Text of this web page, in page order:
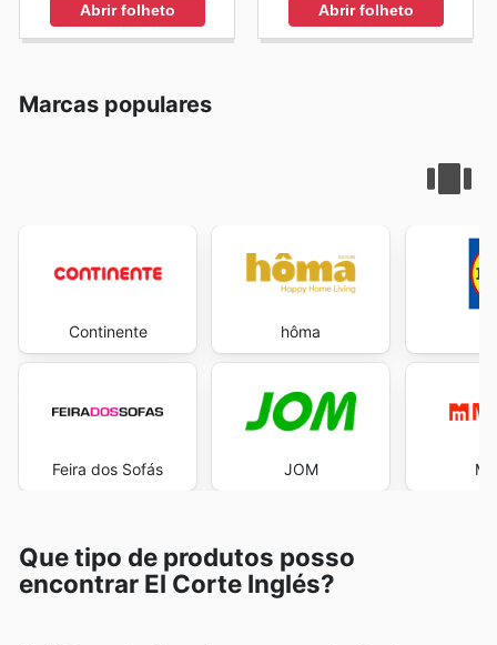
Abrir folheto Abrir folheto
Marcas populares
Continente
Feira dos Sofás
hôma
JOM
Que tipo de produtos posso
encontrar El Corte Inglés?